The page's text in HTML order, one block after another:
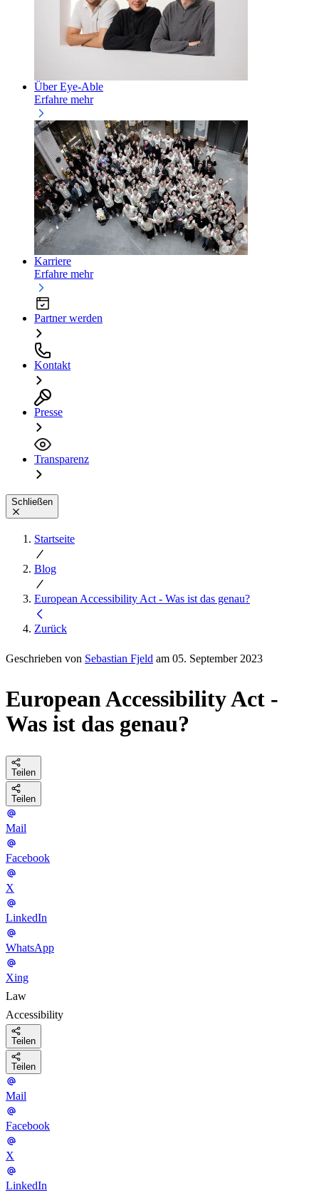
Über Eye-Able
Erfahre mehr
Karriere
Erfahre mehr
Partner werden
Kontakt
Presse
Transparenz
Schließen
Startseite
Blog
European Accessibility Act - Was ist das genau?
Zurück
Geschrieben von Sebastian Fjeld am 05. September 2023
European Accessibility Act -
Was ist das genau?
Teilen
Teilen
Mail
Facebook
X
LinkedIn
WhatsApp
Xing
Law
Accessibility
Teilen
Teilen
Mail
Facebook
X
LinkedIn